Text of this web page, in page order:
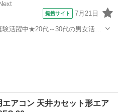
提携サイト 7月21日
活躍中★20代～30代の男女活躍
エアコン 天井カセット形エア